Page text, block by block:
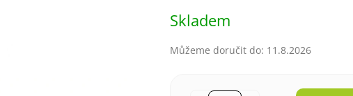
Skladem
Můžeme doručit do: 11.8.2026